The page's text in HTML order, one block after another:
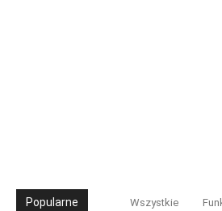
Popularne Wszystkie